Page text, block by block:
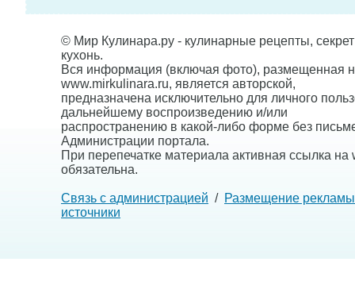
© Мир Кулинара.ру - кулинарные рецепты,
кухонь.
Вся информация (включая фото), размещенная
www.mirkulinara.ru, является авторской,
предназначена исключительно для личного
дальнейшему воспроизведению и/или
распространению в какой-либо форме без
Администрации портала.
При перепечатке материала активная ссылка на
обязательна.
Связь с администрацией / Размещение рекламы
источники